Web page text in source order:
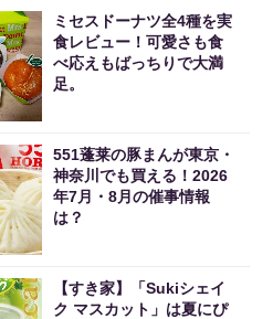
ミセスドーナツ全4種を実
食レビュー！可愛さも食
べ応えもばっちりで大満
足。
551蓬莱の豚まんが東京・
神奈川でも買える！2026
年7月・8月の催事情報
は？
【すき家】「Sukiシェイ
ク マスカット」は夏にぴ